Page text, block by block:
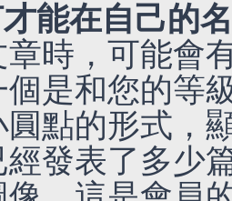
能在自己的
時，可能會
個是和您的等
圓點的形式，
發表了多少